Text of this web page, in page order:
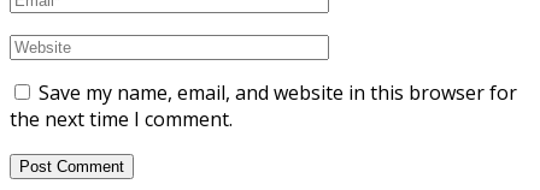
Save my name, email, and website in this browser for
the next time I comment.